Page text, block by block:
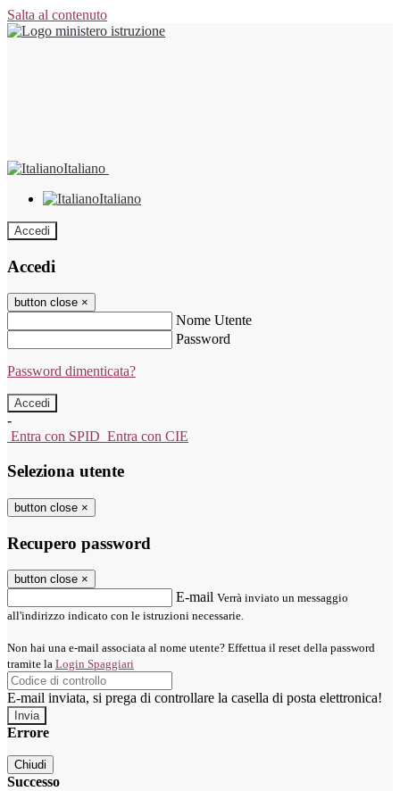
Salta al contenuto
Italiano
Italiano
Accedi
Accedi
button close ×
Nome Utente
Password
Password dimenticata?
-
Entra con SPID Entra con CIE
Seleziona utente
button close ×
Recupero password
button close ×
E-mail Verrà inviato un messaggio
all'indirizzo indicato con le istruzioni necessarie.
Non hai una e-mail associata al nome utente? Effettua il reset della password
tramite la Login Spaggiari
E-mail inviata, si prega di controllare la casella di posta elettronica!
Errore
Chiudi
Successo